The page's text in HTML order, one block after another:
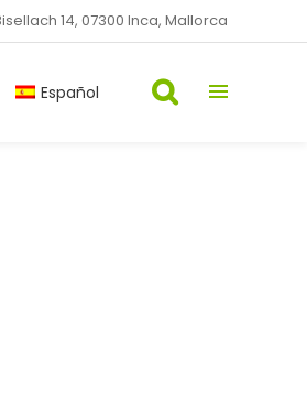
14, 07300 Inca, Mallorca
Español